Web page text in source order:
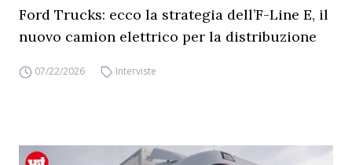
Ford Trucks: ecco la strategia dell’F-Line E, il
nuovo camion elettrico per la distribuzione
07/22/2026 Interviste